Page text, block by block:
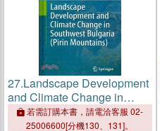
27.Landscape Development
and Climate Change in
Southwest Bulgaria Pirin
Mountains
若需訂購本書，請電洽客服 02-
25006600[分機130、131]。